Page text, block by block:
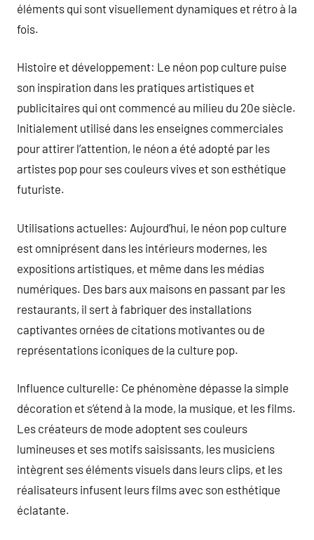
éléments qui sont visuellement dynamiques et rétro à la
fois.
Histoire et développement: Le néon pop culture puise
son inspiration dans les pratiques artistiques et
publicitaires qui ont commencé au milieu du 20e siècle.
Initialement utilisé dans les enseignes commerciales
pour attirer l’attention, le néon a été adopté par les
artistes pop pour ses couleurs vives et son esthétique
futuriste.
Utilisations actuelles: Aujourd’hui, le néon pop culture
est omniprésent dans les intérieurs modernes, les
expositions artistiques, et même dans les médias
numériques. Des bars aux maisons en passant par les
restaurants, il sert à fabriquer des installations
captivantes ornées de citations motivantes ou de
représentations iconiques de la culture pop.
Influence culturelle: Ce phénomène dépasse la simple
décoration et s’étend à la mode, la musique, et les films.
Les créateurs de mode adoptent ses couleurs
lumineuses et ses motifs saisissants, les musiciens
intègrent ses éléments visuels dans leurs clips, et les
réalisateurs infusent leurs films avec son esthétique
éclatante.